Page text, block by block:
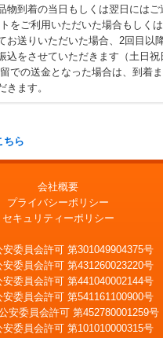
物到着の当日もしくは翌日にはご
をご利用いただいた場合もしく
お送りいただいた場合、2回目以
込をさせていただきます（土日祝
での送金となった場合は、到着
きます。
ちら
会社概要
プライバシーポリシー
セキュリティーポリシー
安委員会許可 第301049904375号
安委員会許可 第431260023220号
安委員会許可 第441040002144号
安委員会許可 第541161100900号
安委員会許可 第452780001259号
安委員会許可 第101010000315号